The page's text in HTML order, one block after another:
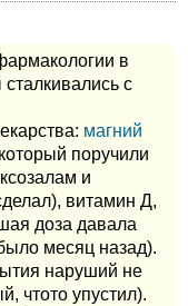
в
с
магний
поручили
и
витамин Д,
доза давала
месяц назад).
наруший не
чтото упустил).